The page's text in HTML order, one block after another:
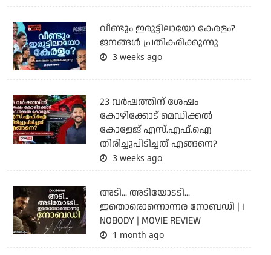
വീണ്ടും ഇരുട്ടിലായോ കേരളം?
ജനങ്ങൾ പ്രതികരിക്കുന്നു
3 weeks ago
23 വർഷത്തിന് ശേഷം
കോഴിക്കോട് മെഡിക്കൽ
കോളേജ് എസ്.എഫ്.ഐ
തിരിച്ചുപിടിച്ചത് എങ്ങനെ?
3 weeks ago
അടി... അടിയോടടി...
ഇതൊരൊന്നൊന്നര നോബഡി | I
NOBODY | MOVIE REVIEW
1 month ago